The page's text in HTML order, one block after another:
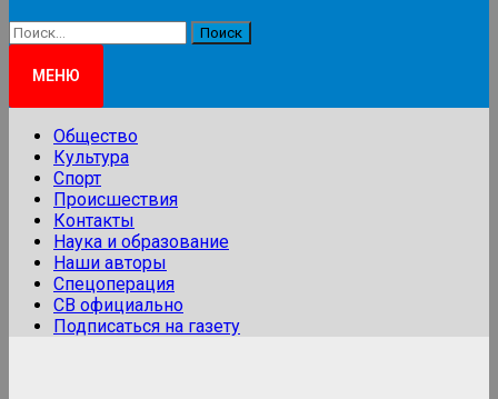
Найти:
МЕНЮ
Общество
Культура
Спорт
Происшествия
Контакты
Наука и образование
Наши авторы
Спецоперация
СВ официально
Подписаться на газету